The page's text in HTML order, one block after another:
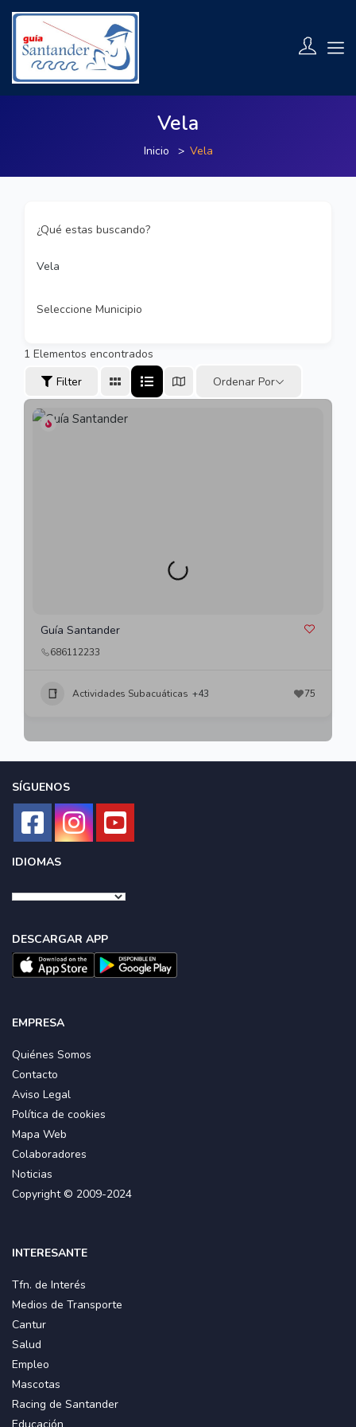
Vela
Inicio Vela
¿Qué estas buscando?
Vela
Seleccione Municipio
1 Elementos encontrados
Filter
Ordenar Por
Guía Santander
686112233
Actividades Subacuáticas +43 75
SÍGUENOS
IDIOMAS
DESCARGAR APP
EMPRESA
Quiénes Somos
Contacto
Aviso Legal
Política de cookies
Mapa Web
Colaboradores
Noticias
Copyright © 2009-2024
INTERESANTE
Tfn. de Interés
Medios de Transporte
Cantur
Salud
Empleo
Mascotas
Racing de Santander